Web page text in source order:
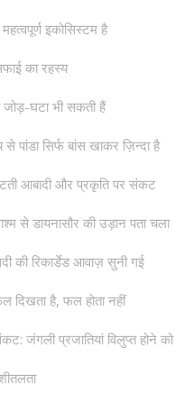
इकोसिस्टम है
का रहस्य
जोड़-घटा भी सकती हैं
पांडा सिर्फ बांस खाकर ज़िन्दा है
आबादी और प्रकृति पर संकट
से डायनासौर की उड़ान पता चला
की रिकार्डेड आवाज़ सुनी गई
दिखता है, फल होता नहीं
जंगली प्रजातियां विलुप्त होने